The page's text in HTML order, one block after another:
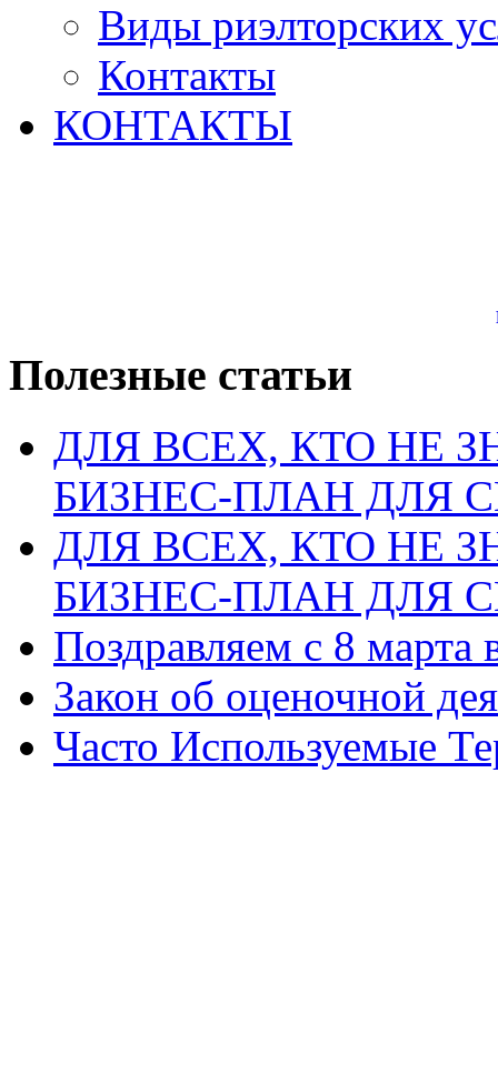
Виды риэлторских
Контакты
КОНТАКТЫ
Полезные статьи
ДЛЯ ВСЕХ, КТО НЕ
БИЗНЕС-ПЛАН ДЛЯ
ДЛЯ ВСЕХ, КТО НЕ
БИЗНЕС-ПЛАН ДЛЯ
Поздравляем с 8
Закон об оценочной
Часто Используемые